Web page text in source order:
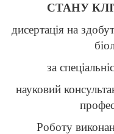
СТАНУ
дисертація на
за
науковий
Роботу